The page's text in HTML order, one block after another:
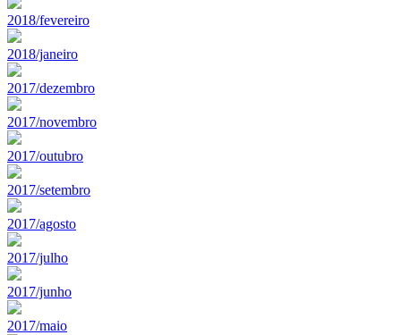
2018/fevereiro
2018/janeiro
2017/dezembro
2017/novembro
2017/outubro
2017/setembro
2017/agosto
2017/julho
2017/junho
2017/maio